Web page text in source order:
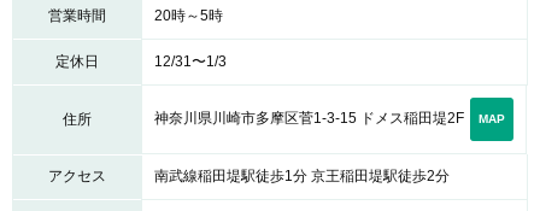
営業時間 20時～5時
定休日 12/31〜1/3
住所 神奈川県川崎市多摩区菅1-3-15 ドメス稲田堤2F MAP
アクセス 南武線稲田堤駅徒歩1分 京王稲田堤駅徒歩2分